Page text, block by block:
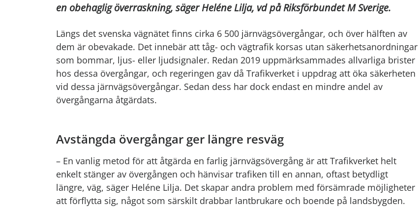
en obehaglig överraskning, säger Heléne Lilja, vd på Riksförbundet M Sverige.
Längs det svenska vägnätet finns cirka 6 500 järnvägsövergångar, och över hälften av
dem är obevakade. Det innebär att tåg- och vägtrafik korsas utan säkerhetsanordningar
som bommar, ljus- eller ljudsignaler. Redan 2019 uppmärksammades allvarliga brister
hos dessa övergångar, och regeringen gav då Trafikverket i uppdrag att öka säkerheten
vid dessa järnvägsövergångar. Sedan dess har dock endast en mindre andel av
övergångarna åtgärdats.
Avstängda övergångar ger längre resväg
– En vanlig metod för att åtgärda en farlig järnvägsövergång är att Trafikverket helt
enkelt stänger av övergången och hänvisar trafiken till en annan, oftast betydligt
längre, väg, säger Heléne Lilja. Det skapar andra problem med försämrade möjligheter
att förflytta sig, något som särskilt drabbar lantbrukare och boende på landsbygden.